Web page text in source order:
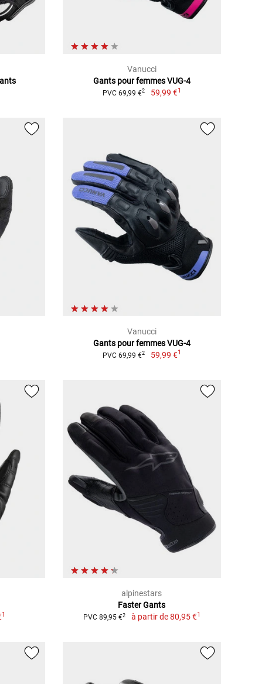
Vanucci
Gants pour femmes VUG-4
PVC 69,99 €2 59,99 €1
Vanucci
Gants pour femmes VUG-4
PVC 69,99 €2 59,99 €1
1
alpinestars
Faster Gants
PVC 89,95 €2 à partir de80,95 €1